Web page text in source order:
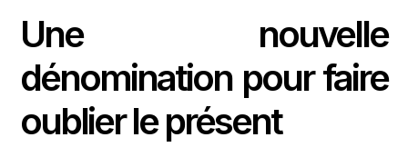
Une nouvelle
dénomination pour faire
oublier le présent